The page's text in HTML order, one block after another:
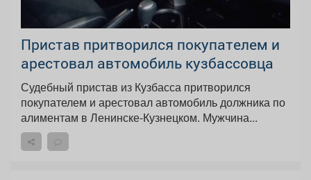
Пристав притворился покупателем и
арестовал автомобиль кузбассовца
Судебный пристав из Кузбасса притворился
покупателем и арестовал автомобиль должника по
алиментам в Ленинске-Кузнецком. Мужчина...